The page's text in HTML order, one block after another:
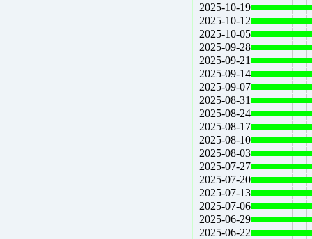
2025-10-19
2025-10-12
2025-10-05
2025-09-28
2025-09-21
2025-09-14
2025-09-07
2025-08-31
2025-08-24
2025-08-17
2025-08-10
2025-08-03
2025-07-27
2025-07-20
2025-07-13
2025-07-06
2025-06-29
2025-06-22